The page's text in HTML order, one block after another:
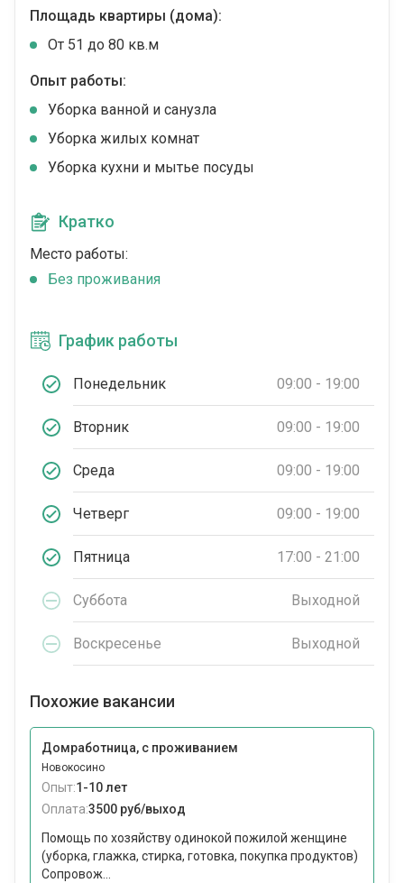
Площадь квартиры (дома):
От 51 до 80 кв.м
Опыт работы:
Уборка ванной и санузла
Уборка жилых комнат
Уборка кухни и мытье посуды
Кратко
Место работы:
Без проживания
График работы
Понедельник 09:00 - 19:00
Вторник 09:00 - 19:00
Среда 09:00 - 19:00
Четверг 09:00 - 19:00
Пятница 17:00 - 21:00
Суббота Выходной
Воскресенье Выходной
Похожие вакансии
Домработница, с проживанием
Новокосино
Опыт:1-10 лет
Оплата:3500 руб/выход
Помощь по хозяйству одинокой пожилой женщине
(уборка, глажка, стирка, готовка, покупка продуктов)
Сопровож...